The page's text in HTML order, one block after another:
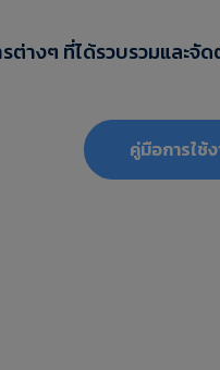
ต่างๆ ที่ได้รวบรวมและ
คู่มือการใช้